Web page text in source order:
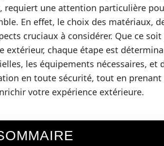
requiert une attention particulière
En effet, le choix des matériaux,
cruciaux à considérer. Que ce
extérieur, chaque étape est
les équipements nécessaires,
en toute sécurité, tout en
votre expérience extérieure.